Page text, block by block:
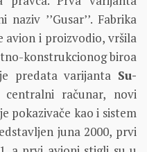
’’Gusar’’. Fabrika
avion i proizvodio, vršila
konstrukcionog biroa
predata varijanta Su-
računar, novi
pokazivače kao i sistem
juna 2000, prvi